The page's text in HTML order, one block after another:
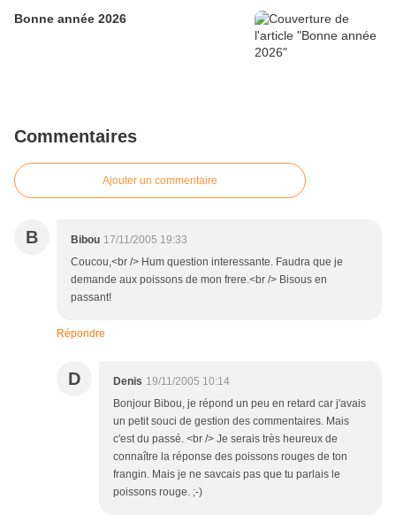
Bonne année 2026
Commentaires
Ajouter un commentaire
B Bibou 17/11/2005 19:33
Coucou,<br /> Hum question interessante. Faudra que je
demande aux poissons de mon frere.<br /> Bisous en
passant!
Répondre
D Denis 19/11/2005 10:14
Bonjour Bibou, je répond un peu en retard car j'avais
un petit souci de gestion des commentaires. Mais
c'est du passé. <br /> Je serais très heureux de
connaître la réponse des poissons rouges de ton
frangin. Mais je ne savcais pas que tu parlais le
poissons rouge. ;-)